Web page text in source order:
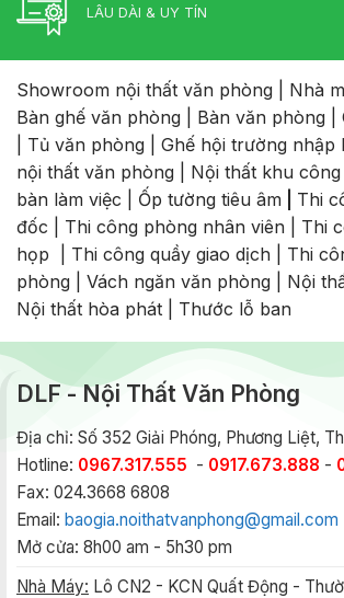
LÂU DÀI & UY TÍN
Showroom nội thất văn phòng Nhà
Bàn ghế văn phòng
Bàn văn phòng
Tủ văn phòng Ghế hội trường nhập
nội thất văn phòng
Nội thất khu công
bàn làm việc
Ốp tường tiêu âm
Thi
đốc
Thi công phòng nhân viên
Thi
họp
Thi công quầy giao dịch
Thi
phòng
Vách ngăn văn phòng Nội
Nội thất hòa phát
Thước lỗ ban
DLF - Nội Thất Văn Phòng
Địa chỉ: Số 352 Giải Phóng, Phương Liệt,
Hotline: 0967.317.555 - 0917.673.888 -
Fax: 024.3668 6808
Email: baogia.noithatvanphong@gmail.com
Mở cửa: 8h00 am - 5h30 pm
Nhà Máy: Lô CN2 - KCN Quất Động -